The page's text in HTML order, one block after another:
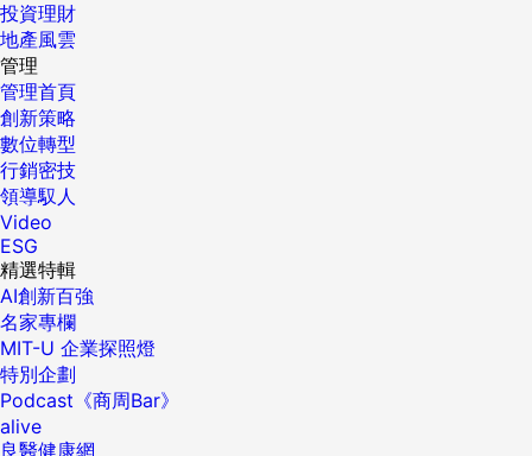
投資理財
地產風雲
管理
管理首頁
創新策略
數位轉型
行銷密技
領導馭人
Video
ESG
精選特輯
AI創新百強
名家專欄
MIT-U 企業探照燈
特別企劃
Podcast《商周Bar》
alive
良醫健康網